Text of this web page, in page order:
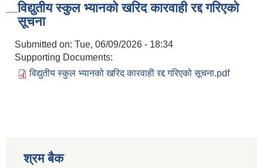
विद्युतीय स्कुल भ्यानको खरिद कारवाही रद्द गरिएको
सूचना
Submitted on: Tue, 06/09/2026 - 18:34
Supporting Documents:
विद्युतीय स्कुल भ्यानको खरिद कारवाही रद्द गरिएको सूचना.pdf
श्रम बैक